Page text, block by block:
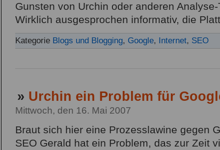
Gunsten von Urchin oder anderen
Wirklich ausgesprochen informativ, die
Kategorie Blogs und Blogging, Google, Internet, SEO
» Urchin ein Problem für
Mittwoch, den 16. Mai 2007
Braut sich hier eine Prozesslawine gegen
SEO Gerald hat ein Problem, das zur Zeit